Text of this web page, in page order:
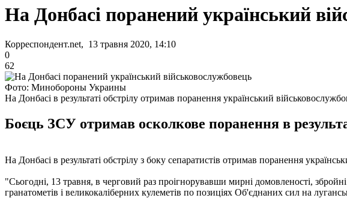
На Донбасі поранений український
Корреспондент.net, 13 травня 2020, 14:10
0
62
Фото: Минобороны Украины
На Донбасі в результаті обстрілу отримав поранення український
Боєць ЗСУ отримав осколкове поранення в
На Донбасі в результаті обстрілу з боку сепаратистів отримав поранення
"Сьогодні, 13 травня, в черговий раз проігнорувавши мирні домовленості,
гранатометів і великокаліберних кулеметів по позиціях Об'єднаних сил на